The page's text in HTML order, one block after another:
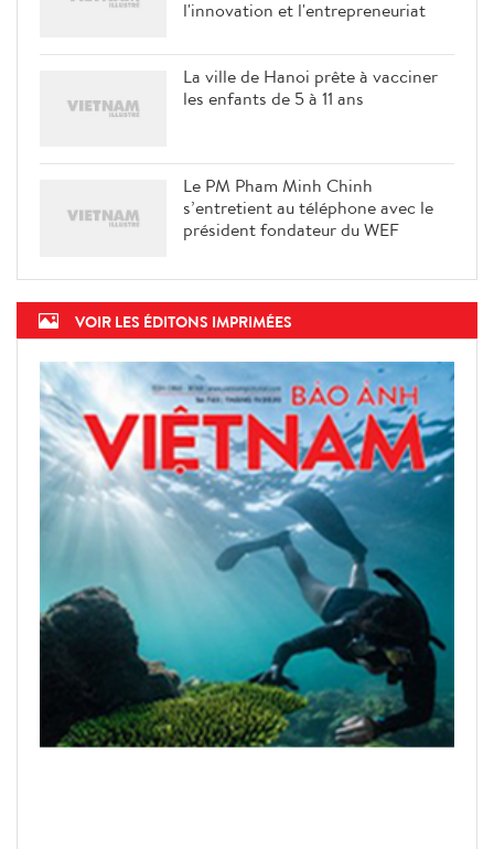
l'innovation et l'entrepreneuriat
La ville de Hanoi prête à vacciner
les enfants de 5 à 11 ans
Le PM Pham Minh Chinh
s’entretient au téléphone avec le
président fondateur du WEF
VOIR LES ÉDITONS IMPRIMÉES